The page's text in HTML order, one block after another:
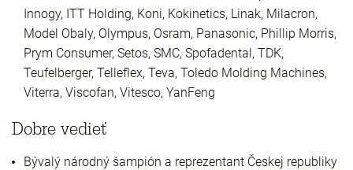
Innogy, ITT Holding, Koni, Kokinetics, Linak, Milacron,
Model Obaly, Olympus, Osram, Panasonic, Phillip Morris,
Prym Consumer, Setos, SMC, Spofadental, TDK,
Teufelberger, Telleflex, Teva, Toledo Molding Machines,
Viterra, Viscofan, Vitesco, YanFeng
Dobre vedieť
Bývalý národný šampión a reprezentant Českej republiky